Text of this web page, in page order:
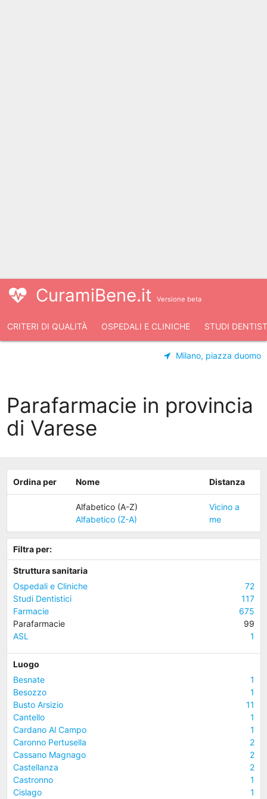
CuramiBene.it Versione beta
CRITERI DI QUALITÀ OSPEDALI E CLINICHE STUDI
Milano, piazza duomo
Parafarmacie in provincia
di Varese
Ordina per Nome Distanza
Alfabetico (A-Z)
Alfabetico (Z-A)
Vicino a
me
Filtra per:
Struttura sanitaria
Ospedali e Cliniche
72
Studi Dentistici
117
Farmacie
675
Parafarmacie
99
ASL
1
Luogo
Besnate
1
Besozzo
1
Busto Arsizio
11
Cantello
1
Cardano Al Campo
1
Caronno Pertusella
2
Cassano Magnago
2
Castellanza
2
Castronno
1
Cislago
1